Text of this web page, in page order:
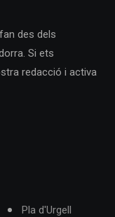
des dels
Si ets
redacció i activa
Pla d'Urgell